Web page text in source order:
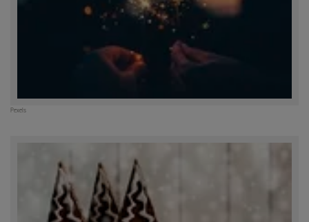
Pexels